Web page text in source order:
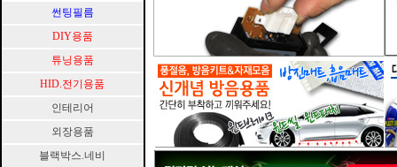
썬팅필름
DIY용품
튜닝용품
HID.전기용품
인테리어
외장용품
블랙박스.네비